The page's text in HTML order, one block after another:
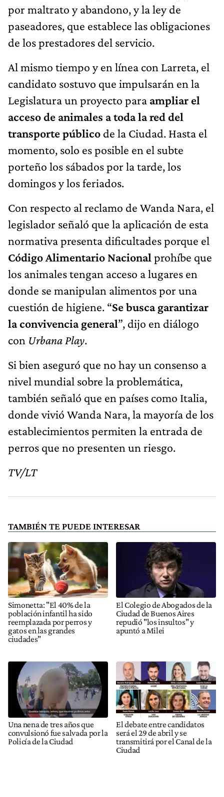
por maltrato y abandono, y la ley de
paseadores, que establece las obligaciones
de los prestadores del servicio.
Al mismo tiempo y en línea con Larreta, el
candidato sostuvo que impulsarán en la
Legislatura un proyecto para ampliar el
acceso de animales a toda la red del
transporte público de la Ciudad. Hasta el
momento, solo es posible en el subte
porteño los sábados por la tarde, los
domingos y los feriados.
Con respecto al reclamo de Wanda Nara, el
legislador señaló que la aplicación de esta
normativa presenta dificultades porque el
Código Alimentario Nacional prohíbe que
los animales tengan acceso a lugares en
donde se manipulan alimentos por una
cuestión de higiene. “Se busca garantizar
la convivencia general”, dijo en diálogo
con Urbana Play.
Si bien aseguró que no hay un consenso a
nivel mundial sobre la problemática,
también señaló que en países como Italia,
donde vivió Wanda Nara, la mayoría de los
establecimientos permiten la entrada de
perros que no presenten un riesgo.
TV/LT
TAMBIÉN TE PUEDE INTERESAR
Simonetta: "El 40% de la
población infantil ha sido
reemplazada por perros y
gatos en las grandes
ciudades"
El Colegio de Abogados de la
Ciudad de Buenos Aires
repudió "los insultos" y
apuntó a Milei
Una nena de tres años que
convulsionó fue salvada por la
Policía de la Ciudad
El debate entre candidatos
será el 29 de abril y se
transmitirá por el Canal de la
Ciudad